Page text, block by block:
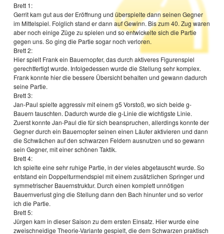
Brett 1:
Gerrit kam gut aus der Eröffnung und überspielte dann seinen Gegner
im Mittelspiel. Folglich stand er dann auf Gewinn. Bis zum 40. Zug waren
aber noch einige Züge zu spielen und so entwickelte sich die Partie
gegen uns. So ging die Partie sogar noch verloren.
Brett 2:
Hier spielt Frank ein Bauernopfer, das durch aktiveres Figurenspiel
gerechtfertigt wurde. Infolgedessen wurde die Stellung sehr komplex.
Frank konnte hier die bessere Übersicht behalten und gewann dadurch
seine Partie.
Brett 3:
Jan-Paul spielte aggressiv mit einem g5 Vorstoß, wo sich beide g-
Bauern tauschten. Dadurch wurde die g-Linie die wichtigste Linie.
Zuerst konnte Jan-Paul die für sich beanspruchen, allerdings konnte der
Gegner durch ein Bauernopfer seinen einen Läufer aktivieren und dann
die Schwächen auf den schwarzen Feldern ausnutzen und so gewann
sein Gegner, mit einer schönen Taktik.
Brett 4:
Ich spielte eine sehr ruhige Partie, in der vieles abgetauscht wurde. So
entstand ein Doppelturmendspiel mit einem zusätzlichen Springer und
symmetrischer Bauernstruktur. Durch einen komplett unnötigen
Bauernverlust ging die Stellung dann den Bach hinunter und so verlor
ich die Partie.
Brett 5:
Jürgen kam in dieser Saison zu dem ersten Einsatz. Hier wurde eine
zweischneidige Theorie-Variante gespielt, die dem Schwarzen praktisch